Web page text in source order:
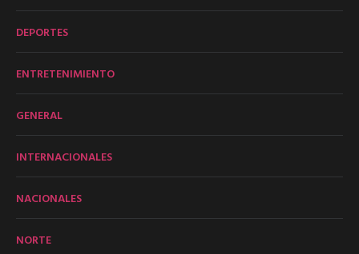
DEPORTES
ENTRETENIMIENTO
GENERAL
INTERNACIONALES
NACIONALES
NORTE